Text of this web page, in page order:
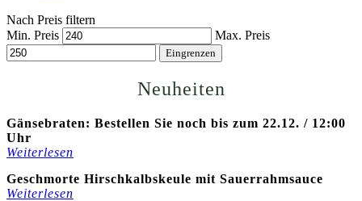
Nach Preis filtern
Min. Preis
Max. Preis
Eingrenzen
Neuheiten
Gänsebraten: Bestellen Sie noch bis zum 22.12. / 12:00
Uhr
Weiterlesen
Geschmorte Hirschkalbskeule mit Sauerrahmsauce
Weiterlesen